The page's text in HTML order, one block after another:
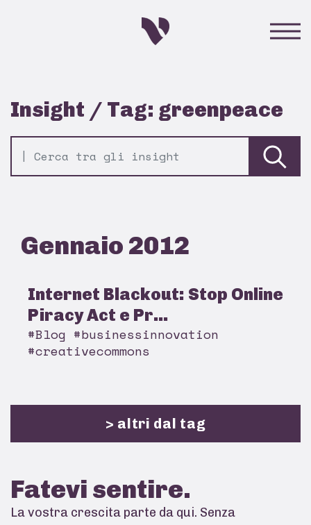
Insight / Tag: greenpeace
Gennaio 2012
Internet Blackout: Stop Online
Piracy Act e Pr...
#Blog #businessinnovation
#creativecommons
> altri dal tag
Fatevi sentire.
La vostra crescita parte da qui. Senza